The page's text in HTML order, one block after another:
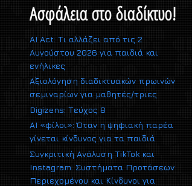
Ασφάλεια στο διαδίκτυο!
AI Act: Τι αλλάζει από τις 2
Αυγούστου 2026 για παιδιά και
ενήλικες
Αξιολόγηση διαδικτυακών πρωινών
σεμιναρίων για μαθητές/τριες
Digizens: Τεύχος 8
AI «φίλοι»: Όταν η ψηφιακή παρέα
γίνεται κίνδυνος για τα παιδιά
Συγκριτική Ανάλυση TikTok και
Instagram: Συστήματα Προτάσεων
Περιεχομένου και Κίνδυνοι για